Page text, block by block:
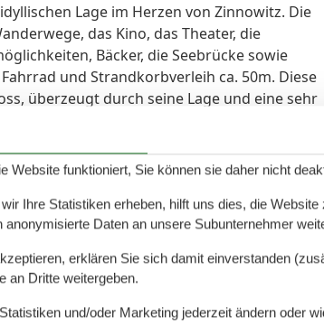
Lage im Herzen von Zinnowitz. Die
das Kino, das Theater, die
Bäcker, die Seebrücke sowie
und Strandkorbverleih ca. 50m. Diese
überzeugt durch seine Lage und eine sehr
und bietet Ihnen eine ausziehbare
für vier Personen. Von hier aus betreten Sie
befindet sich ein moderner Strandkorb.
bei einem guten Glas Wein
Die Küchenzeile ist mit einem
und Kaffeemaschine ausgestattet. Im
Das moderne Badezimmer
Sie auf einen eigenen Stellplatz des
ist ein separater Keller vorhanden,
Website funktioniert, Sie können sie daher nicht
Ihre Statistiken erheben, hilft uns dies, die
Daten an unsere Subunternehmer
erklären Sie sich damit einverstanden
an Dritte weitergeben.
und/oder Marketing jederzeit ändern oder